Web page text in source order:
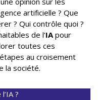
artificielle ? Que
? Qui contrôle quoi ?
de l’IApour
toutes ces
au croisement
la société.
?